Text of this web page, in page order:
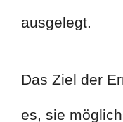
ausgelegt.
Das Ziel der
es, sie